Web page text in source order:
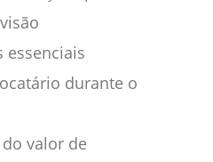
essenciais
durante o
valor de